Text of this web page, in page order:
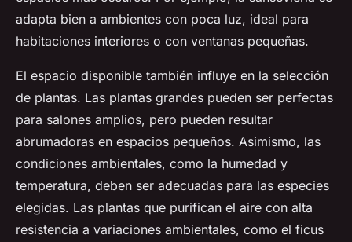
adapta bien a ambientes con poca luz, ideal para
habitaciones interiores o con ventanas pequeñas.
El espacio disponible también influye en la selección
de plantas. Las plantas grandes pueden ser perfectas
para salones amplios, pero pueden resultar
abrumadoras en espacios pequeños. Asimismo, las
condiciones ambientales, como la humedad y
temperatura, deben ser adecuadas para las especies
elegidas. Las plantas que purifican el aire con alta
resistencia a variaciones ambientales, como el ficus